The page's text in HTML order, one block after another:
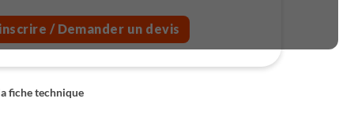
/ Demander un devis
fiche technique